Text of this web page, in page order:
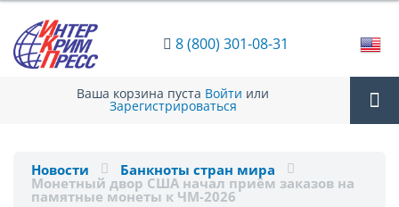
8 (800) 301-08-31
Ваша корзина пуста Войти или
Зарегистрироваться
Новости Банкноты стран мира
Монетный двор США начал приём заказов на
памятные монеты к ЧМ-2026